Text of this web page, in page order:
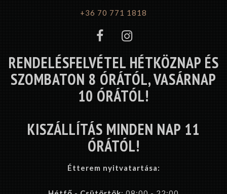
+36 70 771 1818
RENDELÉSFELVÉTEL HÉTKÖZNAP ÉS
SZOMBATON 8 ÓRÁTÓL, VASÁRNAP
10 ÓRÁTÓL!
KISZÁLLÍTÁS MINDEN NAP 11
ÓRÁTÓL!
Étterem nyitvatartása: